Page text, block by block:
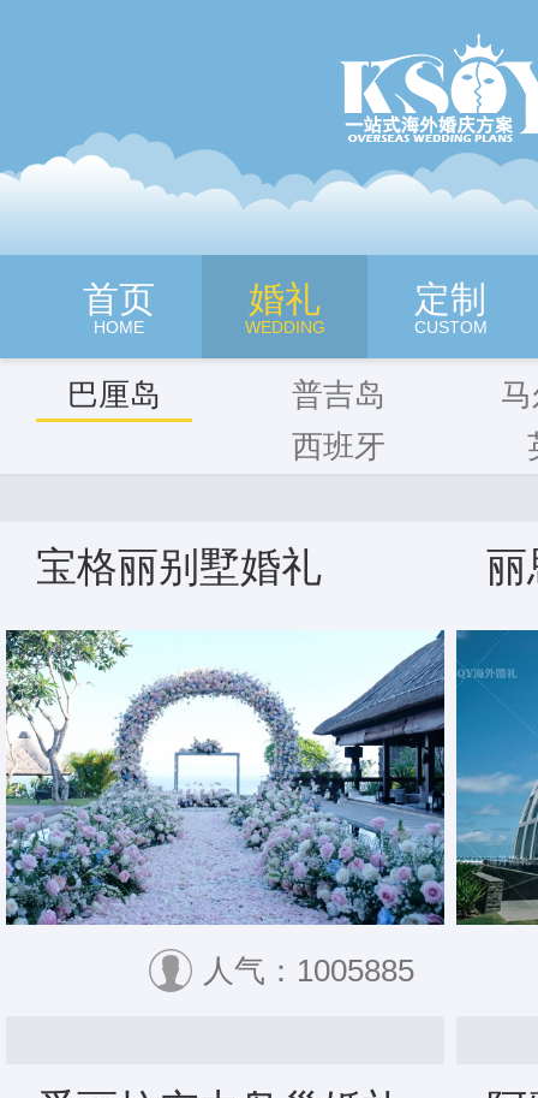
深圳旷世奇缘海外婚纱摄影
首页
HOME
婚礼
WEDDING
定制
CUSTOM
巴厘岛 普吉岛
西班牙
宝格丽别墅婚礼
人气：1005885
丽